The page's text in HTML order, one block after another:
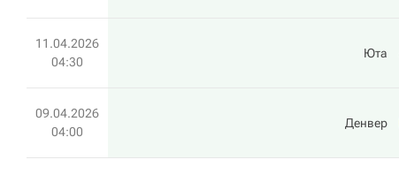
11.04.2026
04:30
Юта
09.04.2026
04:00
Денвер